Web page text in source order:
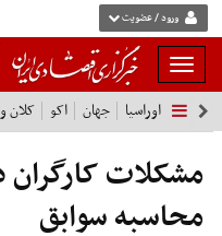
ورود / عضویت
بار
و
بسته
نمودن
فهرست
اوراسیا جهان اکو کلان
مشکلات کارگران
محاسبه سوابق